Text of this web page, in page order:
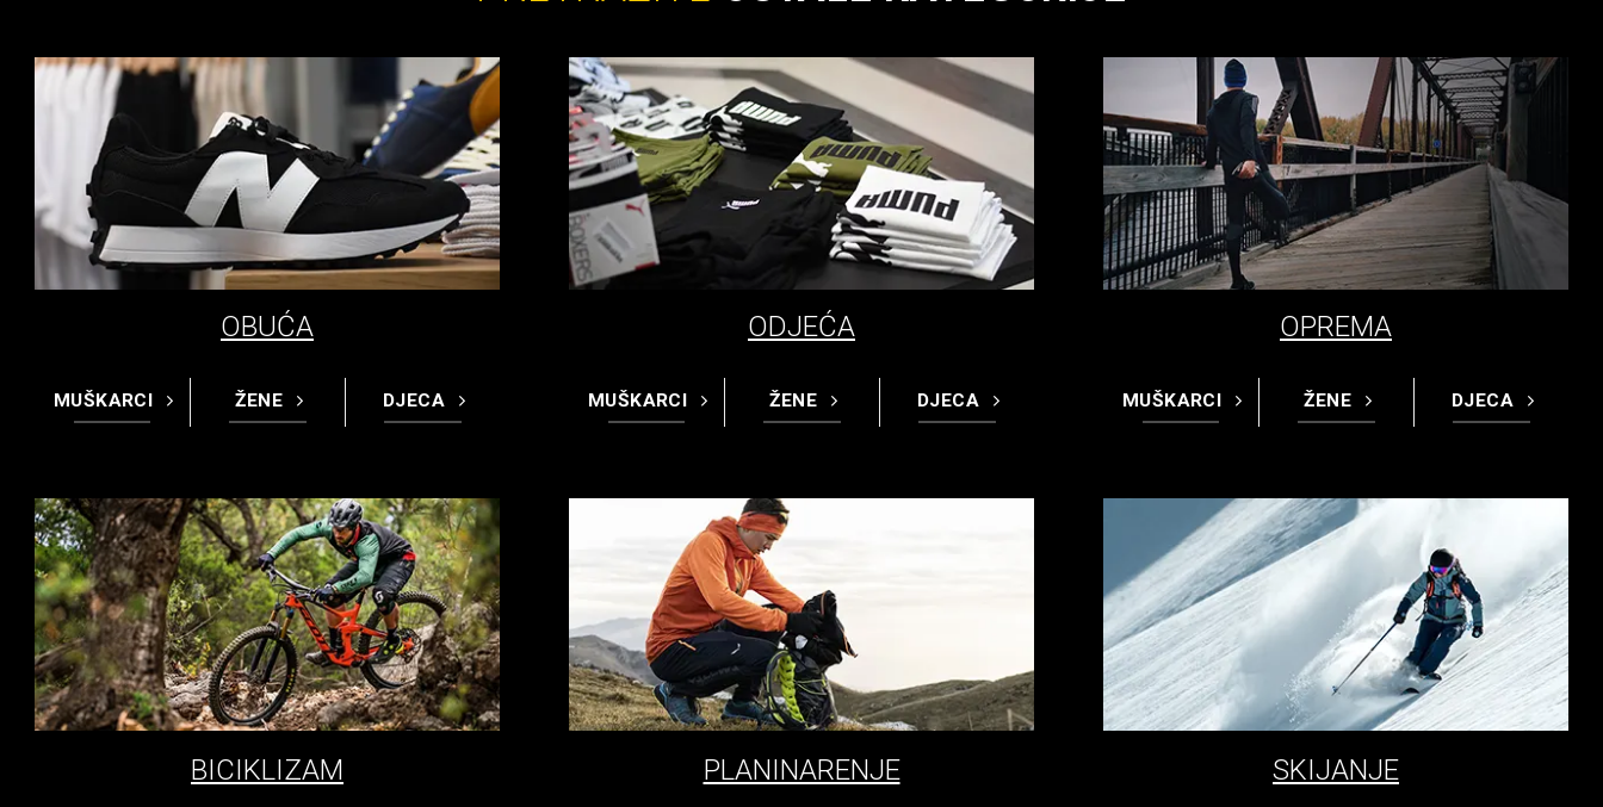
OBUĆA
MUŠKARCI ŽENE DJECA
ODJEĆA
MUŠKARCI ŽENE DJECA
OPREMA
MUŠKARCI ŽENE DJECA
BICIKLIZAM PLANINARENJE SKIJANJE